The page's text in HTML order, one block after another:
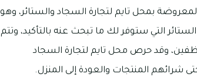
بمحل تايم لتجارة السجاد والستائر، وهو
التي ستوفر لك ما تبحث عنه بالتأكيد، وتتم
وقد حرص محل تايم لتجارة السجاد
شرائهم المنتجات والعودة إلى المنزل.